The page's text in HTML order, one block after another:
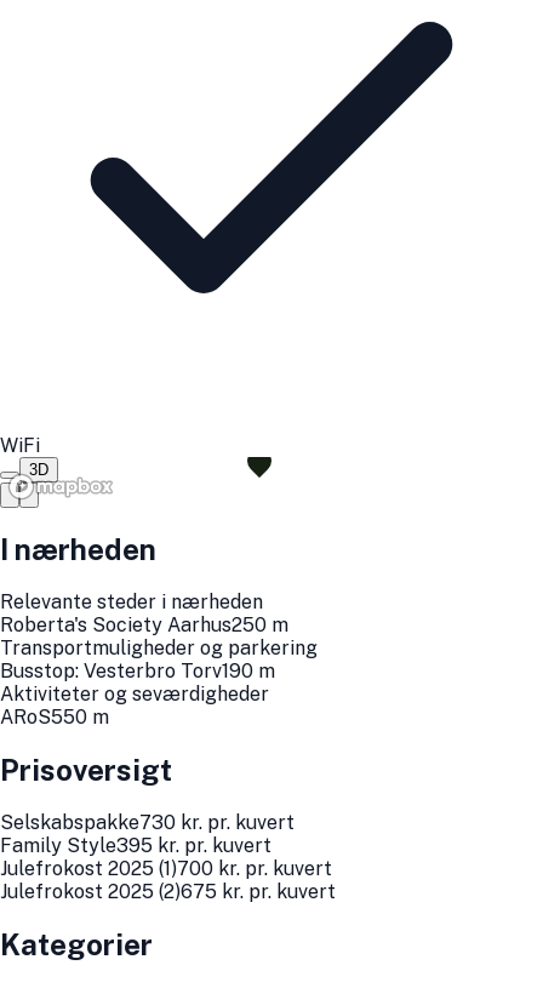
WiFi
3D
I nærheden
Relevante steder i nærheden
Roberta's Society Aarhus250 m
Transportmuligheder og parkering
Busstop: Vesterbro Torv190 m
Aktiviteter og seværdigheder
ARoS550 m
Prisoversigt
Selskabspakke730 kr. pr. kuvert
Family Style395 kr. pr. kuvert
Julefrokost 2025 (1)700 kr. pr. kuvert
Julefrokost 2025 (2)675 kr. pr. kuvert
Kategorier